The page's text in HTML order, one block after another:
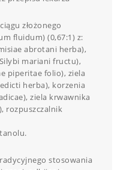
złożonego
fluidum) (0,67:1) z:
abrotani herba),
mariani fructu),
piperitae folio), ziela
herba), korzenia
ziela krwawnika
rozpuszczalnik
stosowania